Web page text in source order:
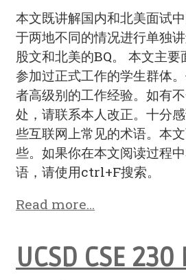
本文既讲解国内和北美面试
于两地不同的情况进行单独
股文和北美的BQ。 本文主
参加过正式工作的学生群体
者高级别的工作经验。如有
处，请联系本人改正。十分
些互联网上常见的术语。本
些。如果你在本文阅读过程
语，请使用ctrl+F搜索。
Read more…
UCSD CSE